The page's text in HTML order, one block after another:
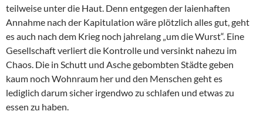
teilweise unter die Haut. Denn entgegen der laienhaften
Annahme nach der Kapitulation wäre plötzlich alles gut, geht
es auch nach dem Krieg noch jahrelang „um die Wurst“. Eine
Gesellschaft verliert die Kontrolle und versinkt nahezu im
Chaos. Die in Schutt und Asche gebombten Städte geben
kaum noch Wohnraum her und den Menschen geht es
lediglich darum sicher irgendwo zu schlafen und etwas zu
essen zu haben.